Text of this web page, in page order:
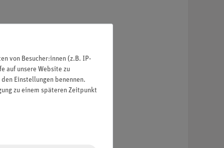
von Besucher:innen (z.B. IP-
auf unsere Website zu
Einstellungen benennen.
zu einem späteren Zeitpunkt